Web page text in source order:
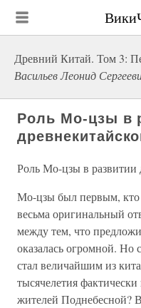
Древний Китай. Том 3:
Васильев Леонид
Роль Мо-цзы в
Роль Мо-цзы в развитии
Мо-цзы был первым, кто
весьма оригинальный
между тем, что
оказалась огромной. Но
стал величайшим из
тысячелетия
жителей Поднебесной?